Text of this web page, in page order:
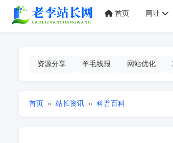
首页 网址
资源分享 羊毛线报 网站优化
首页 » 站长资讯 » 科普百科